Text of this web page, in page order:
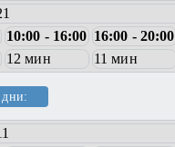
10:00 - 16:00 16:00 - 20:00
12 мин 11 мин